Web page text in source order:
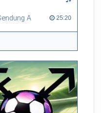
A 25:20